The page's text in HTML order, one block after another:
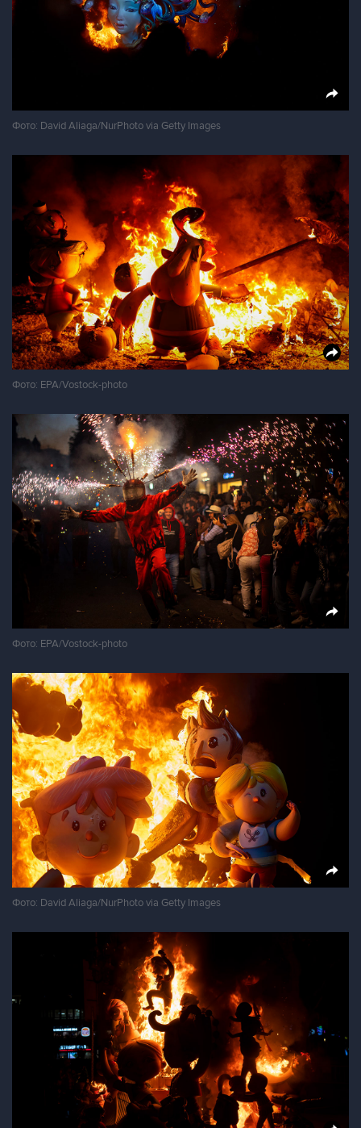
Фото: David Aliaga/NurPhoto via Getty Images
Фото: EPA/Vostock-photo
Фото: EPA/Vostock-photo
Фото: David Aliaga/NurPhoto via Getty Images